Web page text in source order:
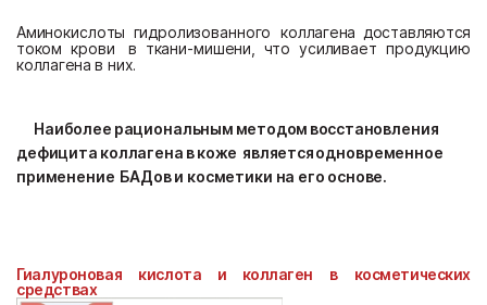
Аминокислоты гидролизованного коллагена доставляются
током крови в ткани-мишени, что усиливает продукцию
коллагена в них.
Наиболее рациональным методом восстановления
дефицита коллагена вкоже являетсяодновременное
применение БАДов и косметики на его основе.
Гиалуроновая кислота и коллаген в косметических
средствах